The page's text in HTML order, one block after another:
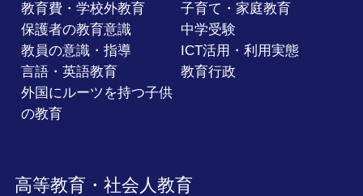
教育費・学校外教育
子育て・家庭教育
保護者の教育意識
中学受験
教員の意識・指導
ICT活用・利用実態
言語・英語教育
教育行政
外国にルーツを持つ子供
の教育
高等教育・社会人教育